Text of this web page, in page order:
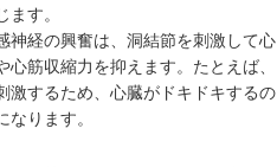
す。
神経の興奮は、洞結節を刺激して心
筋収縮力を抑えます。たとえば、
激するため、心臓がドキドキするの
ります。